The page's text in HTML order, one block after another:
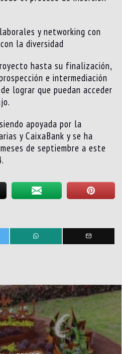
y networking con
la diversidad
hasta su finalización,
e intermediación
lograr que puedan acceder
apoyada por la
y CaixaBank y se ha
de septiembre a este